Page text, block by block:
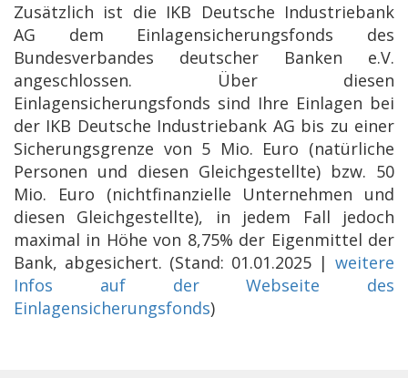
Zusätzlich ist die IKB Deutsche Industriebank
AG dem Einlagensicherungsfonds des
Bundesverbandes deutscher Banken e.V.
angeschlossen. Über diesen
Einlagensicherungsfonds sind Ihre Einlagen bei
der IKB Deutsche Industriebank AG bis zu einer
Sicherungsgrenze von 5 Mio. Euro (natürliche
Personen und diesen Gleichgestellte) bzw. 50
Mio. Euro (nichtfinanzielle Unternehmen und
diesen Gleichgestellte), in jedem Fall jedoch
maximal in Höhe von 8,75% der Eigenmittel der
Bank, abgesichert. (Stand: 01.01.2025 | weitere
Infos auf der Webseite des
Einlagensicherungsfonds)